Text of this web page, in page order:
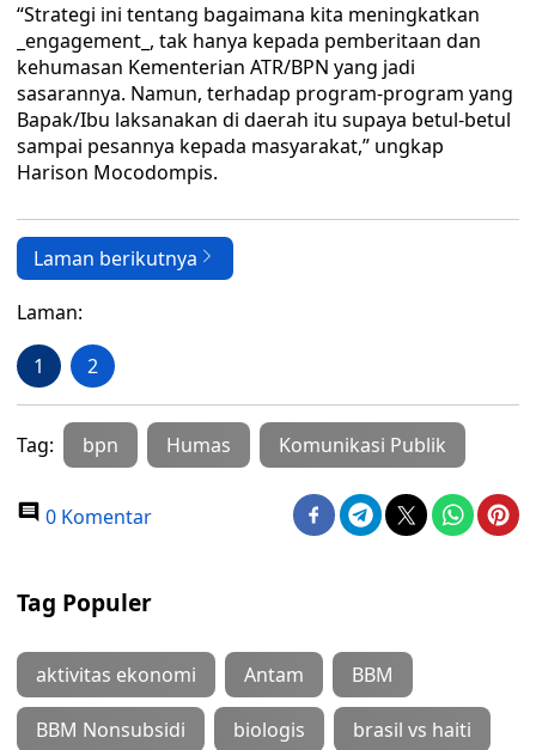
“Strategi ini tentang bagaimana kita meningkatkan
_engagement_, tak hanya kepada pemberitaan dan
kehumasan Kementerian ATR/BPN yang jadi
sasarannya. Namun, terhadap program-program yang
Bapak/Ibu laksanakan di daerah itu supaya betul-betul
sampai pesannya kepada masyarakat,” ungkap
Harison Mocodompis.
Laman berikutnya
Laman:
1 2
Tag: bpn Humas Komunikasi Publik
0 Komentar
Tag Populer
aktivitas ekonomi Antam BBM
BBM Nonsubsidi biologis brasil vs haiti